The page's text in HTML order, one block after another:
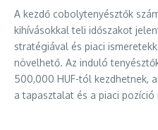
A kezdő cobolytenyésztők
kihívásokkal teli időszakot
stratégiával és piaci
növelhető. Az induló
500,000 HUF-tól kezdhetnek,
a tapasztalat és a piaci pozíció